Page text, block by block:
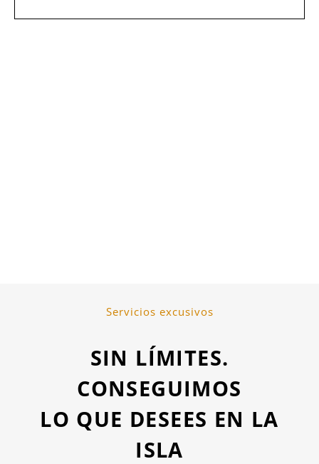
Servicios excusivos
SIN LÍMITES.
CONSEGUIMOS
LO QUE DESEES EN LA
ISLA